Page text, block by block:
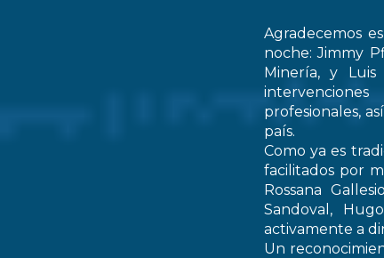
Agradecemos
noche: Jimmy
Minería, y Luis
profesionales,
país.
Como ya es
facilitados por
Rossana
Sandoval,
activamente a
Un